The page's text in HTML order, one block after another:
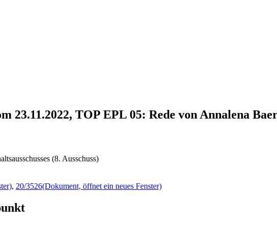
23.11.2022, TOP EPL 05: Rede von Annalena
(8. Ausschuss)
, 20/3526(Dokument, öffnet ein neues Fenster)